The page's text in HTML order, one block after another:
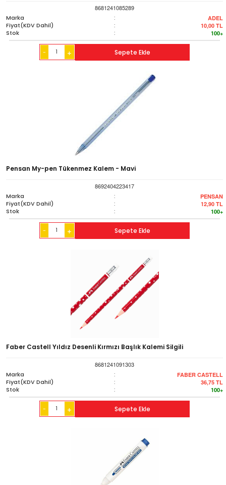
8681241085289
Marka
: ADEL
Fiyat(KDV Dahil) : 10,00 TL
Stok : 100+
- + Sepete Ekle
Pensan My-pen Tükenmez Kalem - Mavi
8692404223417
Marka
: PENSAN
Fiyat(KDV Dahil) : 12,90 TL
Stok : 100+
- + Sepete Ekle
Faber Castell Yıldız Desenli Kırmızı Başlık Kalemi Silgili
8681241091303
Marka
: FABER CASTELL
Fiyat(KDV Dahil) : 36,75 TL
Stok : 100+
- + Sepete Ekle